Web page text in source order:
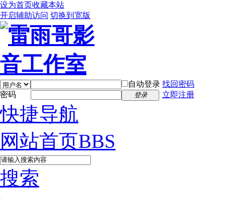
设为首页收藏本站
开启辅助访问 切换到宽版
自动登录 找回密码
密码
登录 立即注册
快捷导航
网站首页BBS
搜索